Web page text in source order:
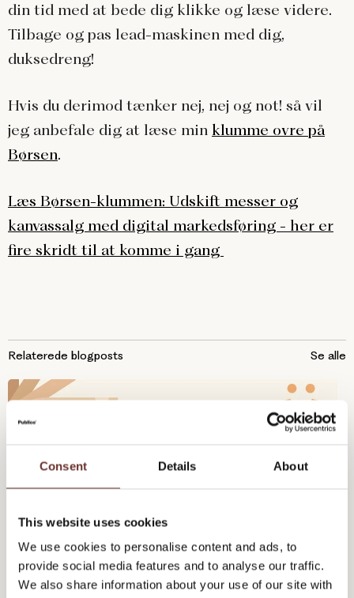
Consent Details About
This website uses cookies
We use cookies to personalise content and ads, to
provide social media features and to analyse our traffic.
We also share information about your use of our site with
din tid med at bede dig klikke og læse videre.
Tilbage og pas lead-maskinen med dig,
duksedreng!
Hvis du derimod tænker nej, nej og not! så vil
jeg anbefale dig at læse min klumme ovre på
Børsen.
Læs Børsen-klummen: Udskift messer og
kanvassalg med digital markedsføring - her er
fire skridt til at komme i gang
Relaterede blogposts Se alle
Hvad er inbound marketing? Få hele overblikket her